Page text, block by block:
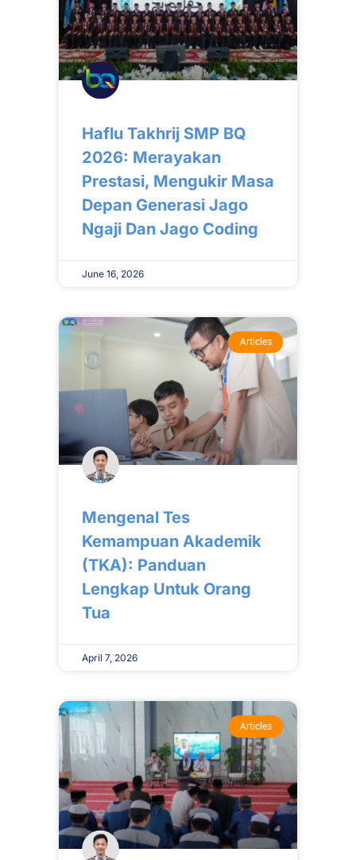
Haflu Takhrij SMP BQ
2026: Merayakan
Prestasi, Mengukir Masa
Depan Generasi Jago
Ngaji Dan Jago Coding
June 16, 2026
Articles
Mengenal Tes
Kemampuan Akademik
(TKA): Panduan
Lengkap Untuk Orang
Tua
April 7, 2026
Articles